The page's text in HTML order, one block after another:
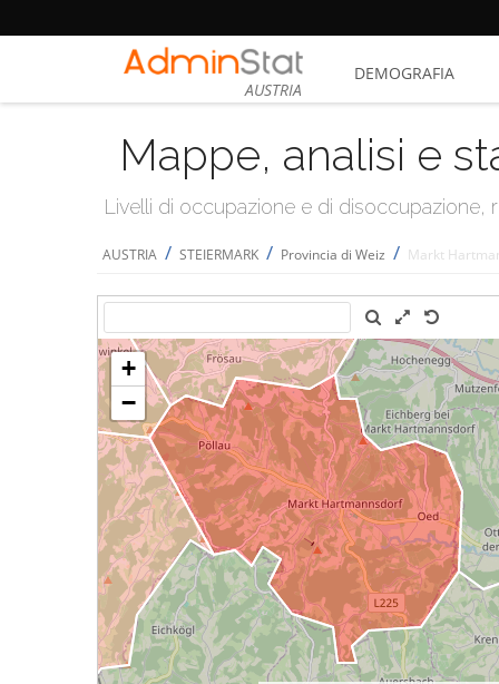
AUSTRIA
DEMOGRAFIA
Mappe, analisi e
Livelli di occupazione e di
AUSTRIA / STEIERMARK / Provincia di Weiz / Markt